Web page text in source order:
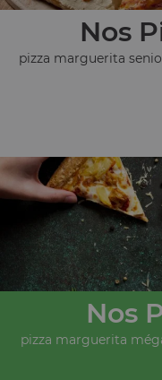
Nos
pizza marguerita
Nos
pizza marguerita